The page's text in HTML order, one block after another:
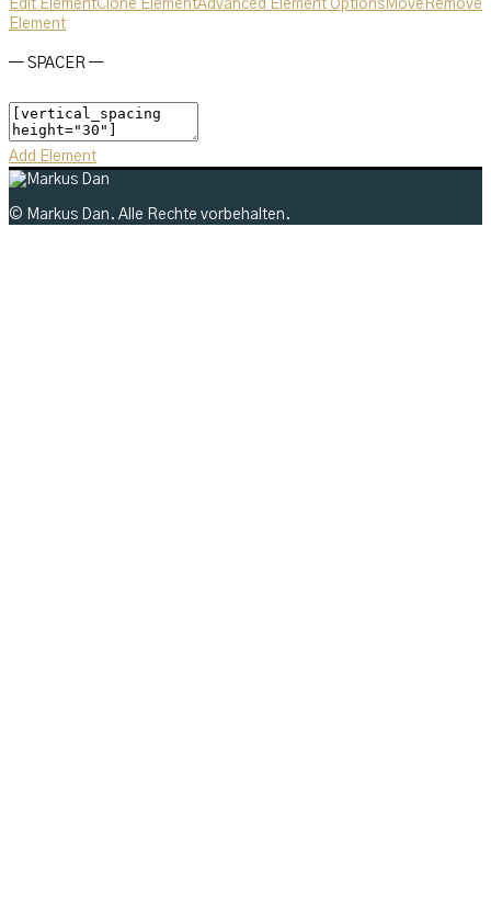
Edit ElementClone ElementAdvanced Element Options Move Remove
Element
— SPACER —
Add Element
© Markus Dan. Alle Rechte vorbehalten.